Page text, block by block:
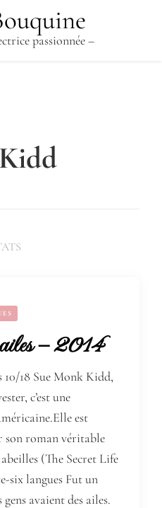
passionnée –
ailes – 2014
18 Sue Monk Kidd,
c’est une
est
son roman véritable
(The Secret Life
six langues Fut un
avaient des ailes.